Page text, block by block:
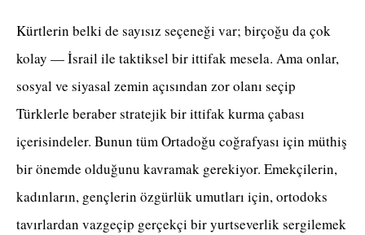
Kürtlerin belki de sayısız seçeneği var; birçoğu da çok
kolay — İsrail ile taktiksel bir ittifak mesela. Ama onlar,
sosyal ve siyasal zemin açısından zor olanı seçip
Türklerle beraber stratejik bir ittifak kurma çabası
içerisindeler. Bunun tüm Ortadoğu coğrafyası için müthiş
bir önemde olduğunu kavramak gerekiyor. Emekçilerin,
kadınların, gençlerin özgürlük umutları için, ortodoks
tavırlardan vazgeçip gerçekçi bir yurtseverlik sergilemek